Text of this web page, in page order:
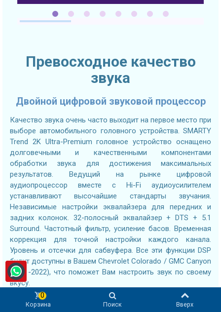
Превосходное качество
звука
Двойной цифровой звуковой процессор
Качество звука очень часто выходит на первое место при
выборе автомобильного головного устройства. SMARTY
Trend 2K Ultra-Premium головное устройство оснащено
долговечными и качественными компонентами
обработки звука для достижения максимальных
результатов. Ведущий на рынке цифровой
аудиопроцессор вместе с Hi-Fi аудиоусилителем
устанавливают высочайшие стандарты звучания.
Независимые настройки эквалайзера для передних и
задних колонок. 32-полосный эквалайзер + DTS + 5.1
Surround. Частотный фильтр, усиление басов. Временная
коррекция для точной настройки каждого канала.
Уровень и отсечки для сабвуфера. Все эти функции DSP
будут доступны в Вашем Chevrolet Colorado / GMC Canyon
(2011-2022), что поможет Вам настроить звук по своему
вкусу.
Оптический и
Корзина
0
Поиск Вверх